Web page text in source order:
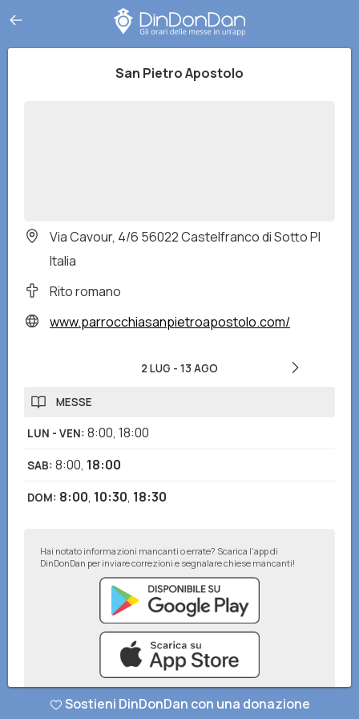
San Pietro Apostolo
Via Cavour, 4/6 56022 Castelfranco di Sotto PI
Italia
Rito romano
www.parrocchiasanpietroapostolo.com/
2 LUG - 13 AGO
MESSE
LUN - VEN: 8:00, 18:00
SAB: 8:00, 18:00
DOM: 8:00, 10:30, 18:30
Hai notato informazioni mancanti o errate? Scarica l'app di
DinDonDan per inviare correzioni e segnalare chiese mancanti!
Sostieni DinDonDan con una donazione